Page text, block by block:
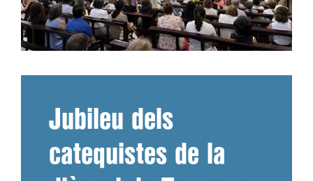
Jubileu dels
catequistes de la